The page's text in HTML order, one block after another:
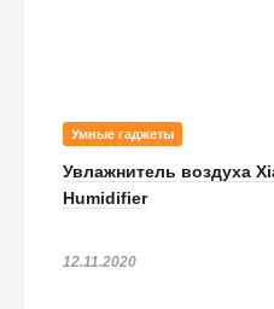
Умные гаджеты
Увлажнитель воздуха
Humidifier
12.11.2020